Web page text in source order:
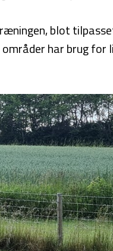
blot
har brug for